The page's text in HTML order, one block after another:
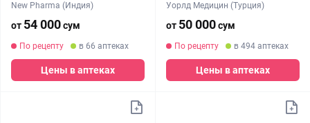
New Pharma (Индия)
от 54 000сум
По рецепту в 66 аптеках
Цены в аптеках
Уорлд Медицин (Турция)
от 50 000сум
По рецепту в 494 аптеках
Цены в аптеках